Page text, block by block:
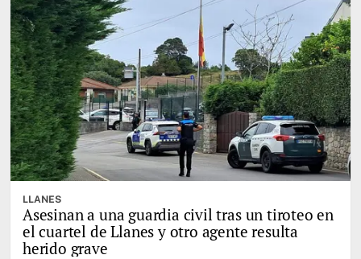
LLANES
Asesinan a una guardia civil tras un tiroteo en
el cuartel de Llanes y otro agente resulta
herido grave